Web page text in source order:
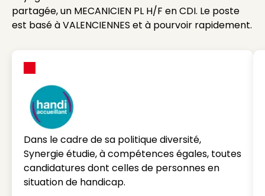
partagée, un MECANICIEN PL H/F en CDI. Le poste
est basé à VALENCIENNES et à pourvoir rapidement.
Dans le cadre de sa politique diversité,
Synergie étudie, à compétences égales, toutes
candidatures dont celles de personnes en
situation de handicap.